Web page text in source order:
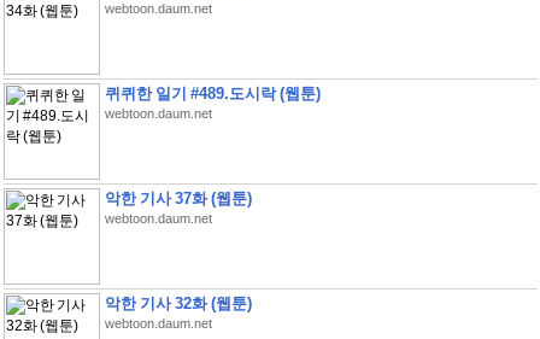
webtoon.daum.net
퀴퀴한 일기 #489.도시락 (웹툰)
webtoon.daum.net
악한 기사 37화 (웹툰)
webtoon.daum.net
악한 기사 32화 (웹툰)
webtoon.daum.net